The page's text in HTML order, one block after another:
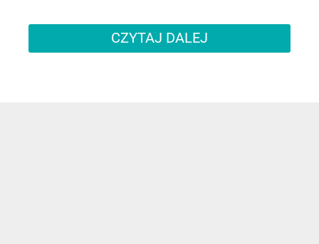
CZYTAJ DALEJ